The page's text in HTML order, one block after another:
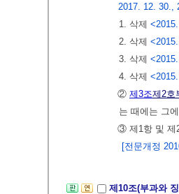
2017. 12. 30.,
1. 삭제
2. 삭제
3. 삭제
4. 삭제
② 제3조제2호
는 때에는 그
③ 제1항 및 제
[전문개정
제10조(부과와